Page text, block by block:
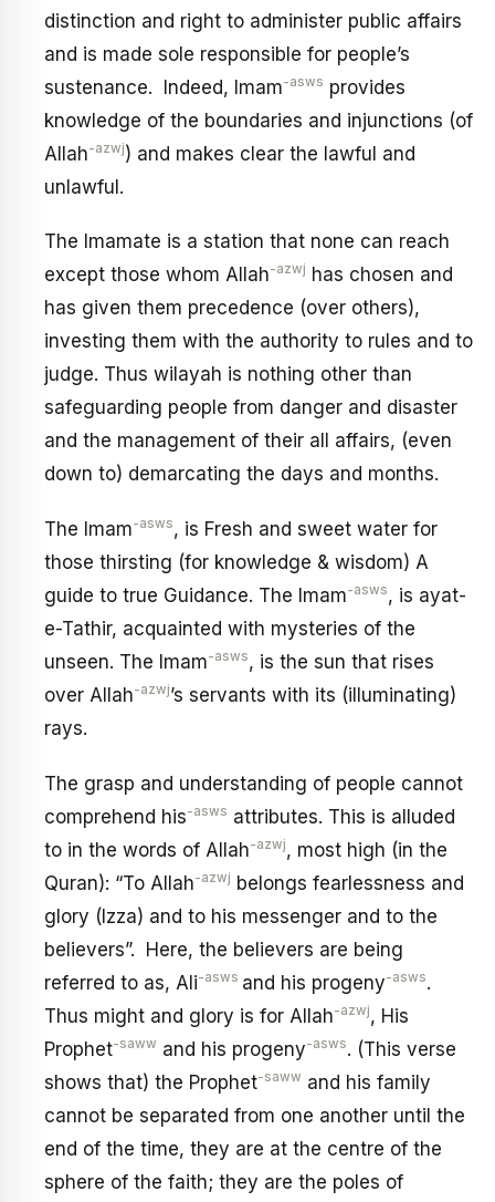
distinction and right to administer public affairs
and is made sole responsible for people’s
sustenance. Indeed, Imam-asws provides
knowledge of the boundaries and injunctions (of
Allah-azwj) and makes clear the lawful and
unlawful.
The Imamate is a station that none can reach
except those whom Allah-azwj has chosen and
has given them precedence (over others),
investing them with the authority to rules and to
judge. Thus wilayah is nothing other than
safeguarding people from danger and disaster
and the management of their all affairs, (even
down to) demarcating the days and months.
The Imam-asws, is Fresh and sweet water for
those thirsting (for knowledge & wisdom) A
guide to true Guidance. The Imam-asws, is ayat-
e-Tathir, acquainted with mysteries of the
unseen. The Imam-asws, is the sun that rises
over Allah-azwj’s servants with its (illuminating)
rays.
The grasp and understanding of people cannot
comprehend his-asws attributes. This is alluded
to in the words of Allah-azwj, most high (in the
Quran): “To Allah-azwj belongs fearlessness and
glory (Izza) and to his messenger and to the
believers”. Here, the believers are being
referred to as, Ali-asws and his progeny-asws.
Thus might and glory is for Allah-azwj, His
Prophet-saww and his progeny-asws. (This verse
shows that) the Prophet-saww and his family
cannot be separated from one another until the
end of the time, they are at the centre of the
sphere of the faith; they are the poles of